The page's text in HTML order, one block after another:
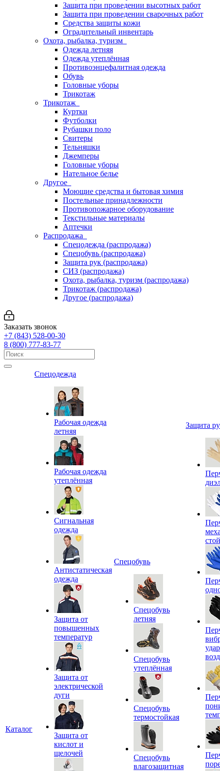
Защита при проведении высотных работ
Защита при проведении сварочных работ
Средства защиты кожи
Оградительный инвентарь
Охота, рыбалка, туризм
Одежда летняя
Одежда утеплённая
Противоэнцефалитная одежда
Обувь
Головные уборы
Трикотаж
Трикотаж
Куртки
Футболки
Рубашки поло
Свитеры
Тельняшки
Джемперы
Головные уборы
Нательное белье
Другое
Моющие средства и бытовая химия
Постельные принадлежности
Противопожарное оборудование
Текстильные материалы
Аптечки
Распродажа
Спецодежда (распродажа)
Спецобувь (распродажа)
Защита рук (распродажа)
СИЗ (распродажа)
Охота, рыбалка, туризм (распродажа)
Трикотаж (распродажа)
Другое (распродажа)
Заказать звонок
+7 (843) 528-00-30
8 (800) 777-83-77
Каталог
Спецодежда
Рабочая одежда
летняя
Рабочая одежда
утеплённая
Сигнальная
одежда
Антистатическая
одежда
Защита от
повышенных
температур
Защита от
электрической
дуги
Защита от
кислот и
щелочей
Спецобувь
Спецобувь
летняя
Спецобувь
утеплённая
Спецобувь
термостойкая
Спецобувь
влагозащитная
Защита